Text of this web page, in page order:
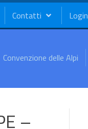
Contatti Login
Convenzione delle Alpi
–